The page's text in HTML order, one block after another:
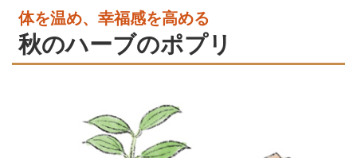
体を温め、幸福感を高める
秋のハーブのポプリ